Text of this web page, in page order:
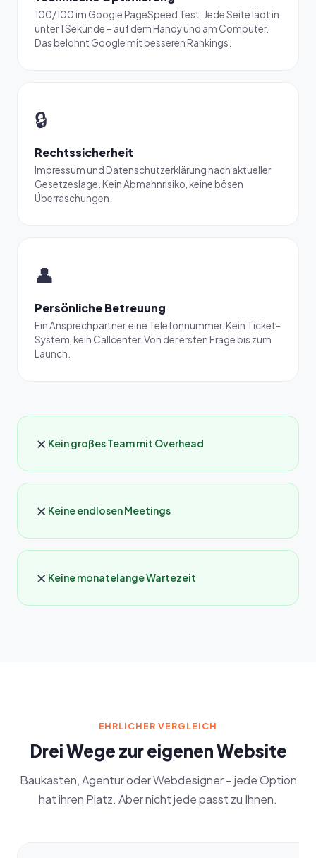
100/100 im Google PageSpeed Test. Jede Seite lädt in
unter 1 Sekunde – auf dem Handy und am Computer.
Das belohnt Google mit besseren Rankings.
🔒
Rechtssicherheit
Impressum und Datenschutzerklärung nach aktueller
Gesetzeslage. Kein Abmahnrisiko, keine bösen
Überraschungen.
👤
Persönliche Betreuung
Ein Ansprechpartner, eine Telefonnummer. Kein Ticket-
System, kein Callcenter. Von der ersten Frage bis zum
Launch.
✗ Kein großes Team mit Overhead
✗ Keine endlosen Meetings
✗ Keine monatelange Wartezeit
EHRLICHER VERGLEICH
Drei Wege zur eigenen Website
Baukasten, Agentur oder Webdesigner – jede Option
hat ihren Platz. Aber nicht jede passt zu Ihnen.